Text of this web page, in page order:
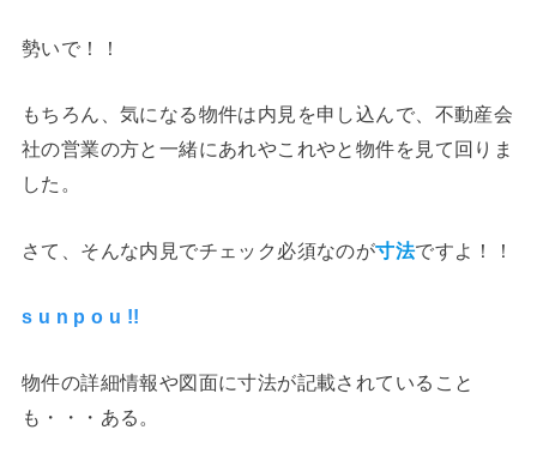
勢いで！！
もちろん、気になる物件は内見を申し込んで、不動産会
社の営業の方と一緒にあれやこれやと物件を見て回りま
した。
さて、そんな内見でチェック必須なのが寸法ですよ！！
s u n p o u !!
物件の詳細情報や図面に寸法が記載されていること
も・・・ある。